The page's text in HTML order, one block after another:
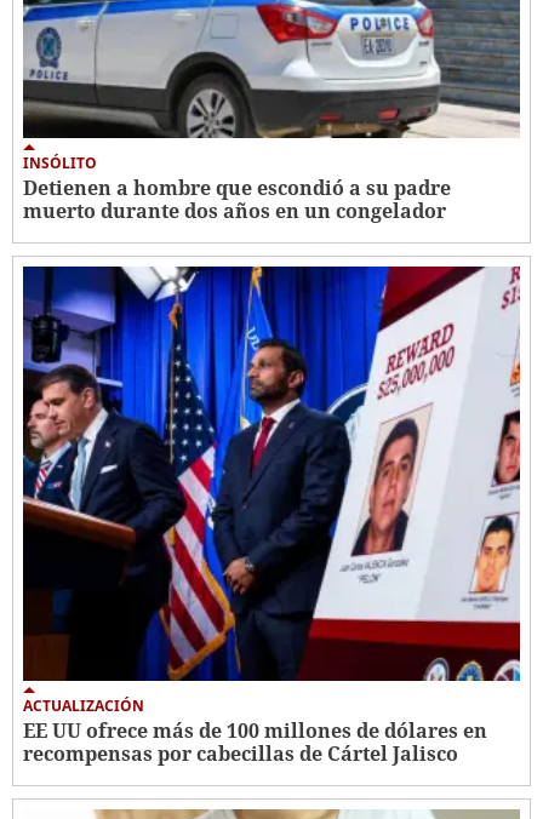
INSÓLITO
Detienen a hombre que escondió a su padre
muerto durante dos años en un congelador
ACTUALIZACIÓN
EE UU ofrece más de 100 millones de dólares en
recompensas por cabecillas de Cártel Jalisco